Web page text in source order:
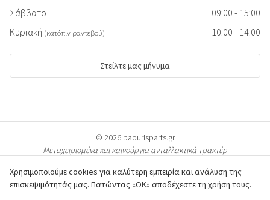
Σάββατο
09:00 - 15:00
Κυριακή (κατόπιν ραντεβού) 10:00 - 14:00
Στείλτε μας μήνυμα
© 2026 paourisparts.gr
Μεταχειρισμένα και καινούργια ανταλλακτικά τρακτέρ
Χρησιμοποιούμε cookies για καλύτερη εμπειρία και ανάλυση της
επισκεψιμότητάς μας. Πατώντας «ΟΚ» αποδέχεστε τη χρήση τους.